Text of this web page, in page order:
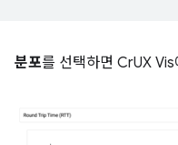
분포를 선택하면 CrUX